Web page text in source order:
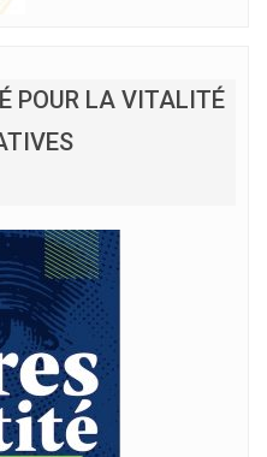
POUR LA VITALITÉ